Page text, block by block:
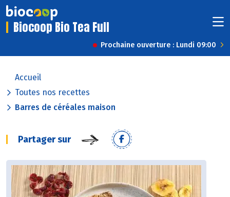
Biocoop Bio Tea Full
Prochaine ouverture : Lundi 09:00
Accueil
Toutes nos recettes
Barres de céréales maison
Partager sur